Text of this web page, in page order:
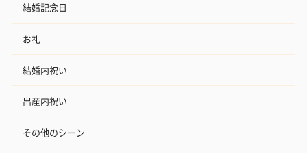
結婚記念日
お礼
結婚内祝い
出産内祝い
その他のシーン